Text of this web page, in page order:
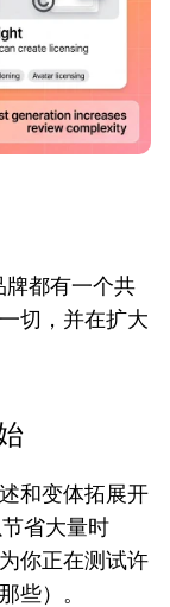
牌都有一个共
切，并在扩大
和变体拓展开
省大量时
你正在测试许
些）。